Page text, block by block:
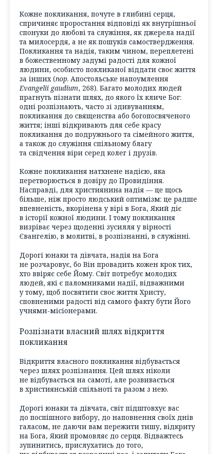
Кожне покликання, почуте в глибині серця,
спричиняє проростання відповіді як внутрішньої
спонуки до любові та служіння, як джерела надії
та милосердя, а не як пошуків самоствердження.
Покликання та надія, таким чином, переплетені
в божественному задумі радості для кожної
людини, особисто покликаної віддати своє життя
за інших (пор. Апостольське напоумлення
Evangelii gaudium, 268). Багато молодих людей
прагнуть пізнати шлях, до якого їх кличе Бог:
одні розпізнають, часто зі здивуванням,
покликання до священства або богопосвяченого
життя; інші відкривають для себе красу
покликання до подружнього та сімейного життя,
а також до служіння спільному благу
та свідчення віри серед колег і друзів.
Кожне покликання натхнене надією, яка
перетворюється в довіру до Провидіння.
Насправді, для християнина надія — це щось
більше, ніж просто людський оптимізм: це радше
впевненість, вкорінена у вірі в Бога, Який діє
в історії кожної людини. І тому покликання
визріває через щоденні зусилля у вірності
Євангелію, в молитві, в розпізнанні, в служінні.
Дорогі юнаки та дівчата, надія на Бога
не розчаровує, бо Він провадить кожен крок тих,
хто ввіряє себе Йому. Світ потребує молодих
людей, які є паломниками надії, відважними
у тому, щоб посвятити своє життя Христу,
сповненими радості від самого факту бути Його
учнями-місіонерами.
Розпізнати власний шлях відкриття
покликання
Відкриття власного покликання відбувається
через шлях розпізнання. Цей шлях ніколи
не відбувається на самоті, але розвивається
в християнській спільноті та разом з нею.
Дорогі юнаки та дівчата, світ підштовхує вас
до поспішного вибору, до наповнення своїх днів
галасом, не даючи вам пережити тишу, відкриту
на Бога, Який промовляє до серця. Відважтесь
зупинитись, прислухатись до того,